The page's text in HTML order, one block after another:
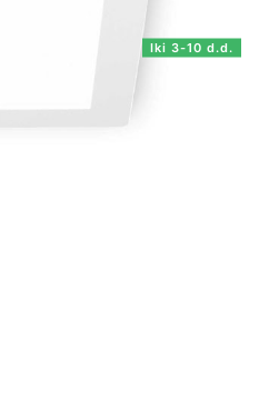
Iki 3-10 d.d.